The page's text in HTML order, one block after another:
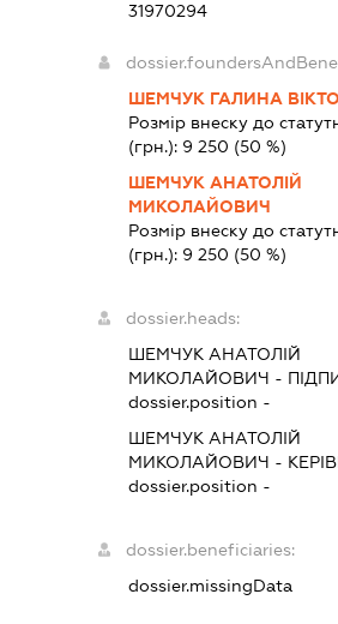
31970294
ШЕМЧУК ГАЛИНА
Розмір внеску до
(грн.): 9 250 (50 %)
ШЕМЧУК АНАТОЛІЙ
МИКОЛАЙОВИЧ
Розмір внеску до
(грн.): 9 250 (50 %)
dossier.heads:
ШЕМЧУК АНАТОЛІЙ
МИКОЛАЙОВИЧ -
dossier.position -
ШЕМЧУК АНАТОЛІЙ
МИКОЛАЙОВИЧ -
dossier.position -
dossier.beneficiaries:
dossier.missingData